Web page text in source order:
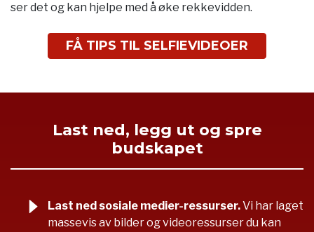
ser det og kan hjelpe med å øke rekkevidden.
FÅ TIPS TIL SELFIEVIDEOER
Last ned, legg ut og spre
budskapet
Last ned sosiale medier-ressurser.Vi har laget
massevis av bilder og videoressurser du kan